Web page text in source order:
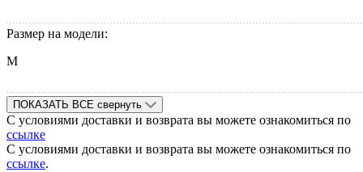
Размер на модели:
M
ПОКАЗАТЬ ВСЕ свернуть
С условиями доставки и возврата вы можете ознакомиться по
ссылке
С условиями доставки и возврата вы можете ознакомиться по
ссылке.